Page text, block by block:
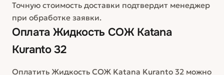
Точную стоимость доставки подтвердит менеджер
при обработке заявки.
Оплата Жидкость СОЖ Katana
Kuranto 32
Оплатить Жидкость СОЖ Katana Kuranto 32 можно